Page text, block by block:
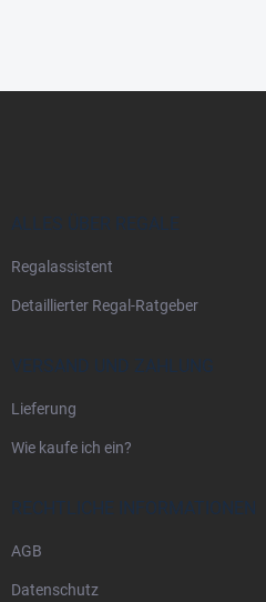
ALLES ÜBER REGALE
Regalassistent
Detaillierter Regal-Ratgeber
VERSAND UND ZAHLUNG
Lieferung
Wie kaufe ich ein?
RECHTLICHE INFORMATIONEN
AGB
Datenschutz